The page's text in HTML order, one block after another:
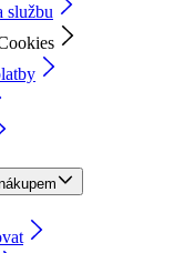
službu